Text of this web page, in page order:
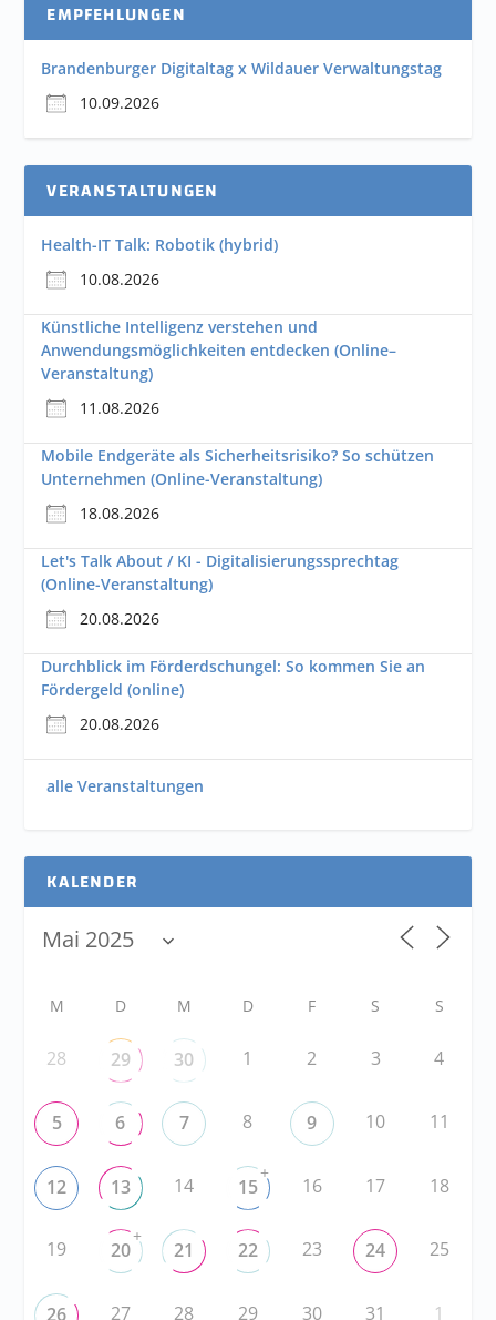
EMPFEHLUNGEN
Brandenburger Digitaltag x Wildauer Verwaltungstag
10.09.2026
VERANSTALTUNGEN
Health-IT Talk: Robotik (hybrid)
10.08.2026
Künstliche Intelligenz verstehen und
Anwendungsmöglichkeiten entdecken (Online–
Veranstaltung)
11.08.2026
Mobile Endgeräte als Sicherheitsrisiko? So schützen
Unternehmen (Online-Veranstaltung)
18.08.2026
Let's Talk About / KI - Digitalisierungssprechtag
(Online-Veranstaltung)
20.08.2026
Durchblick im Förderdschungel: So kommen Sie an
Fördergeld (online)
20.08.2026
alle Veranstaltungen
KALENDER
M D M D F S S
28 29 30 1 2 3 4
5 6 7 8 9 10 11
12 13 14 15
+
16 17 18
19 20
+
21 22 23 24 25
26 27 28 29 30 31 1